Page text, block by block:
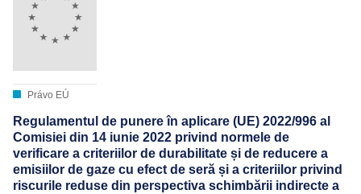
Právo EÚ
Regulamentul de punere în aplicare (UE) 2022/996 al
Comisiei din 14 iunie 2022 privind normele de
verificare a criteriilor de durabilitate și de reducere a
emisiilor de gaze cu efect de seră și a criteriilor privind
riscurile reduse din perspectiva schimbării indirecte a